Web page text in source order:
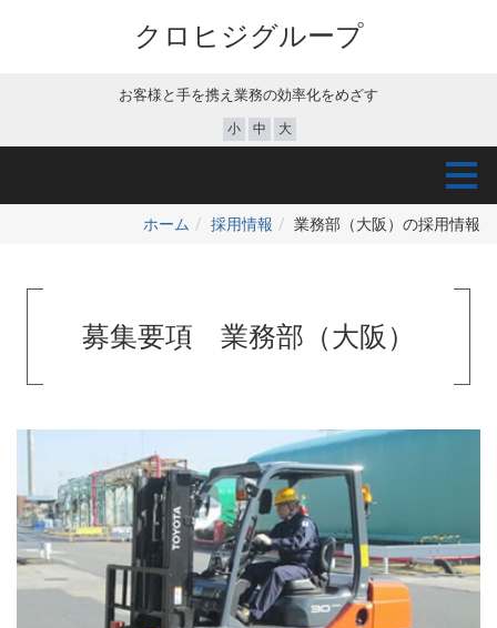
クロヒジグループ
お客様と手を携え業務の効率化をめざす
小 中 大
ホーム 採用情報 業務部（大阪）の採用情報
募集要項 業務部（大阪）